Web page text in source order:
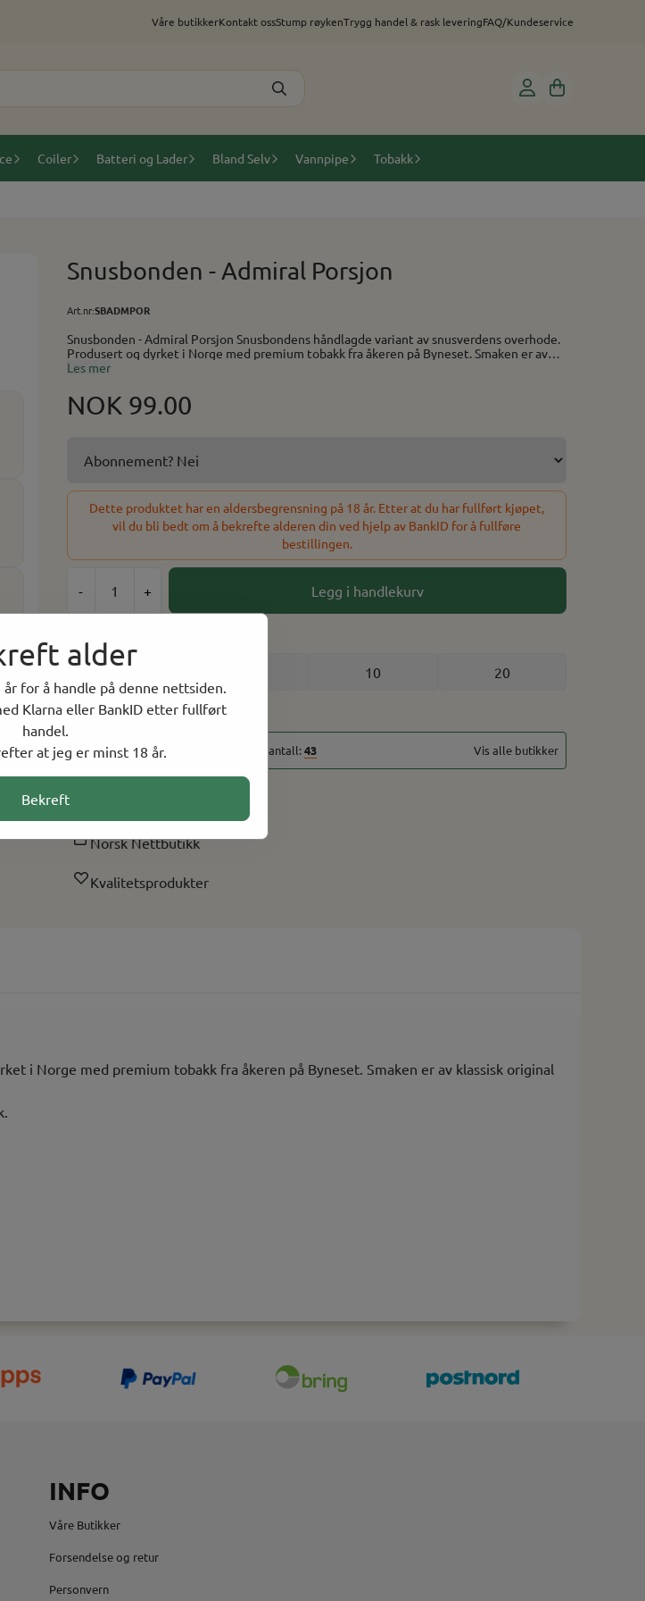
alder
for å handle på denne nettsiden.
Klarna eller BankID etter fullført
handel.
at jeg er minst 18 år.
Bekreft
Våre butikkerKontakt ossStump røykenTrygg handel & rask leveringFAQ/Kundeservice
Coiler Batteri og Lader Bland Selv Vannpipe Tobakk
Snusbonden - Admiral Porsjon
Art.nr:SBADMPOR
Snusbonden - Admiral Porsjon Snusbondens håndlagde variant av snusverdens overhode.
Produsert og dyrket i Norge med premium tobakk fra åkeren på Byneset. Smaken er av
klassisk original white porsjonsnus i en lokal norsk drakt. Original snus = Brun pose. Brunt
Porsjonsformat: Slim Styrke: 12mg/gram
Les mer
NOK 99.00
Dette produktet har en aldersbegrensning på 18 år. Etter at du har fullført kjøpet,
vil du bli bedt om å bekrefte alderen din ved hjelp av BankID for å fullføre
bestillingen.
- + Legg i handlekurv
1 10 20
24 På lager
På lager i butikker, totalt antall:43 Vis alle butikker
Norsk Nettbutikk
Kvalitetsprodukter
i Norge med premium tobakk fra åkeren på Byneset. Smaken er av klassisk original
INFO
Våre Butikker
Forsendelse og retur
Personvern